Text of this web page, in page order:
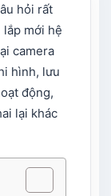
hỏi rất
mới hệ
camera
hình, lưu
động,
lại khác